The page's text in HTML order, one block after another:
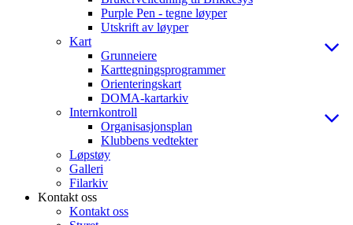
Purple Pen - tegne løyper
Utskrift av løyper
Kart
Grunneiere
Karttegningsprogrammer
Orienteringskart
DOMA-kartarkiv
Internkontroll
Organisasjonsplan
Klubbens vedtekter
Løpstøy
Galleri
Filarkiv
Kontakt oss
Kontakt oss